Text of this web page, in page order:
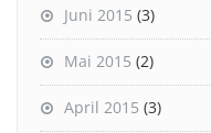
Juni 2015 (3)
Mai 2015 (2)
April 2015 (3)